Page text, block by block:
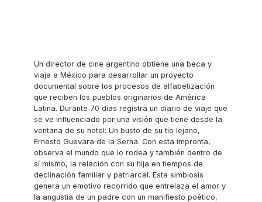
Un director de cine argentino obtiene una beca y
viaja a México para desarrollar un proyecto
documental sobre los procesos de alfabetización
que reciben los pueblos originarios de América
Latina. Durante 70 días registra un diario de viaje que
se ve influenciado por una visión que tiene desde la
ventana de su hotel: Un busto de su tío lejano,
Ernesto Guevara de la Serna. Con esta impronta,
observa el mundo que lo rodea y también dentro de
sí mismo, la relación con su hija en tiempos de
declinación familiar y patriarcal. Esta simbiosis
genera un emotivo recorrido que entrelaza el amor y
la angustia de un padre con un manifiesto poético,